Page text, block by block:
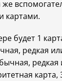
картами.
будет 1
редкая
редкая